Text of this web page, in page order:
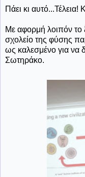
Πάει κι
Με αφορμή λοιπόν το
σχολείο της φύσης
ως καλεσμένο για να
Σωτηράκο.